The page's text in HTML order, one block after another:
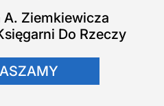
A. Ziemkiewicza
Do Rzeczy